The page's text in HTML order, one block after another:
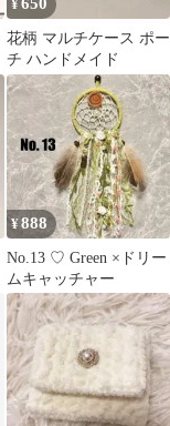
¥650
花柄 マルチケース ポー
チ ハンドメイド
¥888
No.13 ♡ Green ×ドリー
ムキャッチャー